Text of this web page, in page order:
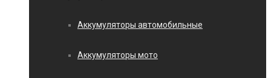
Аккумуляторы автомобильные
Аккумуляторы мото